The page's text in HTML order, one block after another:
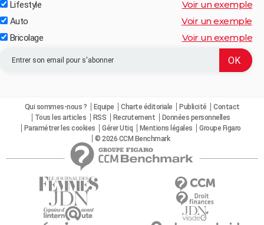
Lifestyle Voir un exemple
Auto Voir un exemple
Bricolage Voir un exemple
Qui sommes-nous ? Equipe Charte éditoriale Publicité
Contact
Tous les articles
RSS Recrutement
Données personnelles
Paramétrer les cookies
Gérer Utiq Mentions légales
Groupe Figaro
© 2026 CCM Benchmark